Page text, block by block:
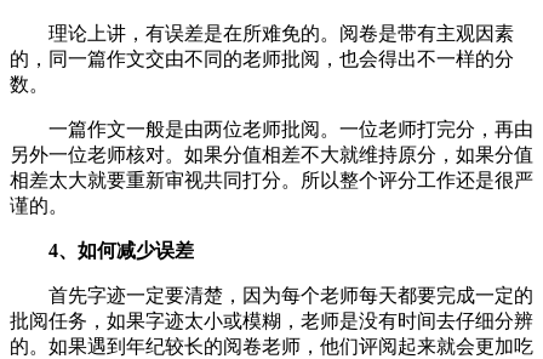
理论上讲，有误差是在所难免的。阅卷是带有主观因素
的，同一篇作文交由不同的老师批阅，也会得出不一样的分
数。
一篇作文一般是由两位老师批阅。一位老师打完分，再由
另外一位老师核对。如果分值相差不大就维持原分，如果分值
相差太大就要重新审视共同打分。所以整个评分工作还是很严
谨的。
4、如何减少误差
首先字迹一定要清楚，因为每个老师每天都要完成一定的
批阅任务，如果字迹太小或模糊，老师是没有时间去仔细分辨
的。如果遇到年纪较长的阅卷老师，他们评阅起来就会更加吃